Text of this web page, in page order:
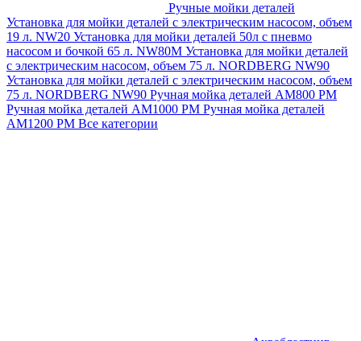
Ручные мойки деталей
Установка для мойки деталей с электрическим насосом, объем
19 л. NW20 Установка для мойки деталей 50л с пневмо
насосом и бочкой 65 л. NW80M Установка для мойки деталей
с электрическим насосом, объем 75 л. NORDBERG NW90
Установка для мойки деталей с электрическим насосом, объем
75 л. NORDBERG NW90 Ручная мойка деталей АМ800 РМ
Ручная мойка деталей АМ1000 РМ Ручная мойка деталей
АМ1200 РМ Все категории